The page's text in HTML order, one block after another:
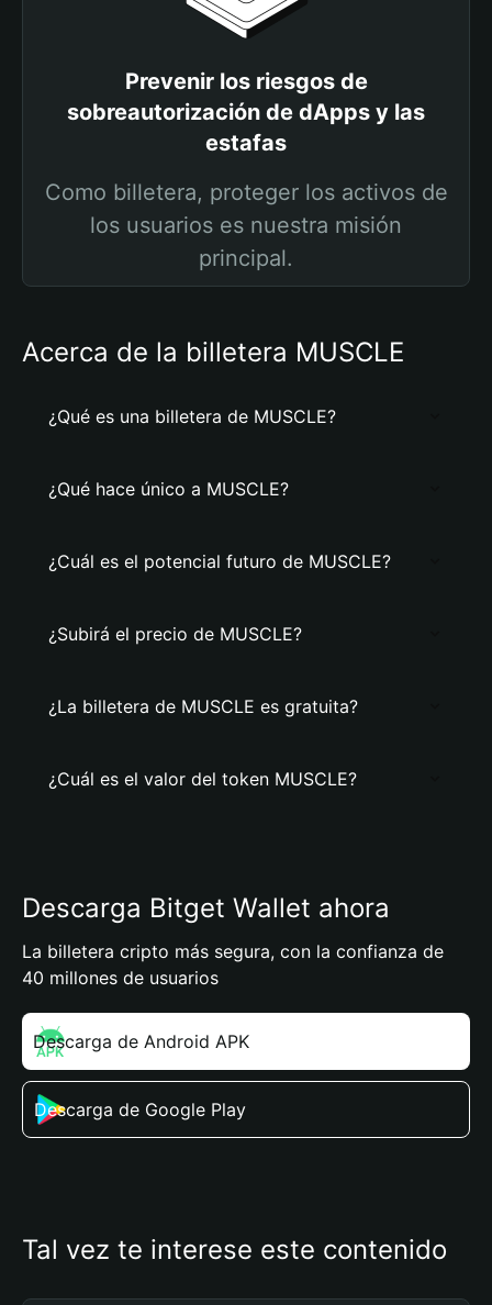
Prevenir los riesgos de
sobreautorización de dApps y las
estafas
Como billetera, proteger los activos de
los usuarios es nuestra misión
principal.
Acerca de la billetera MUSCLE
¿Qué es una billetera de MUSCLE?
¿Qué hace único a MUSCLE?
¿Cuál es el potencial futuro de MUSCLE?
¿Subirá el precio de MUSCLE?
¿La billetera de MUSCLE es gratuita?
¿Cuál es el valor del token MUSCLE?
Descarga Bitget Wallet ahora
La billetera cripto más segura, con la confianza de
40 millones de usuarios
Descarga de Android APK
Descarga de Google Play
Tal vez te interese este contenido